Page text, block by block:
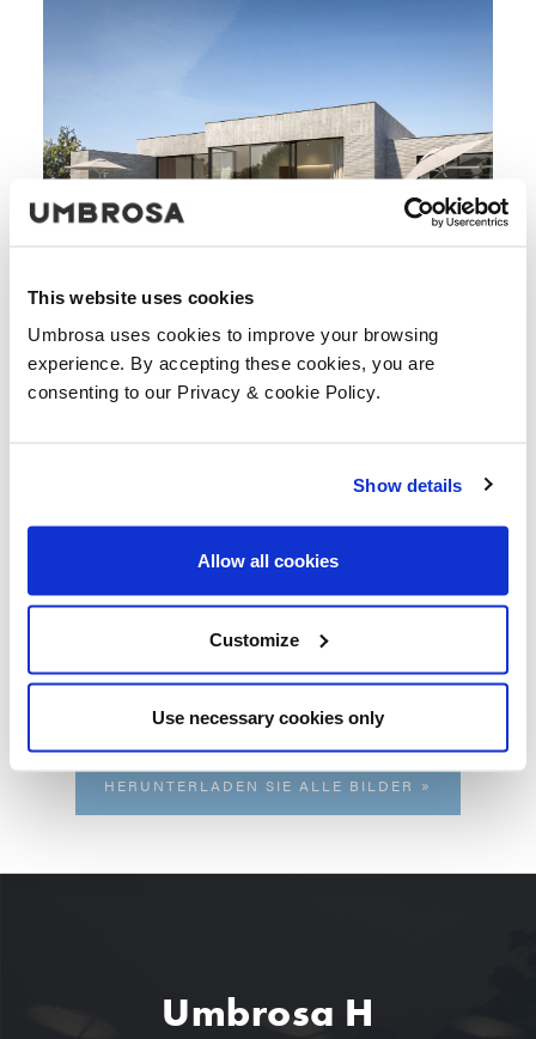
This website uses cookies
Umbrosa uses cookies to improve your browsing
experience. By accepting these cookies, you are
consenting to our Privacy & cookie Policy.
Show details
Allow all cookies
Customize
Use necessary cookies only
HERUNTERLADEN SIE ALLE BILDER
Umbrosa H